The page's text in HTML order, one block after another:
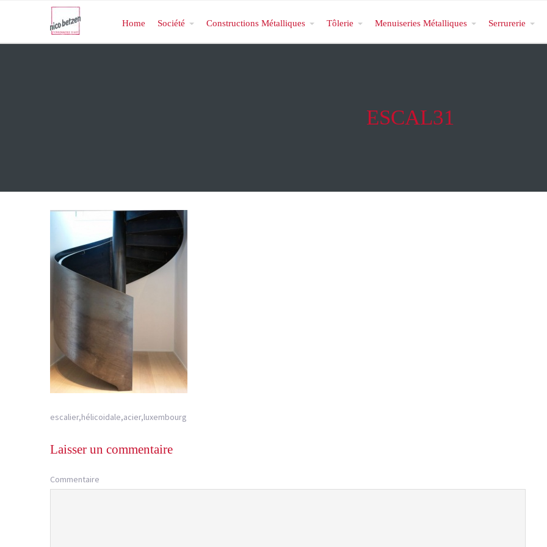
Home Société Constructions Métalliques Tôlerie Menuiseries Métalliques Serrurerie
ESCAL31
escalier,hélicoidale,acier,luxembourg
Laisser un commentaire
Commentaire